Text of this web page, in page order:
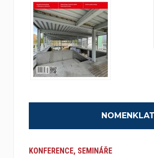
KONFERENCE, SEMINÁŘE